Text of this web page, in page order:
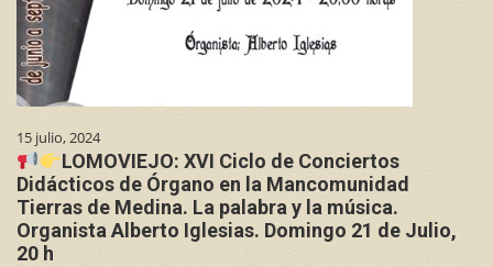
15 julio, 2024
LOMOVIEJO: XVI Ciclo de Conciertos
Didácticos de Órgano en la Mancomunidad
Tierras de Medina. La palabra y la música.
Organista Alberto Iglesias. Domingo 21 de Julio,
20 h